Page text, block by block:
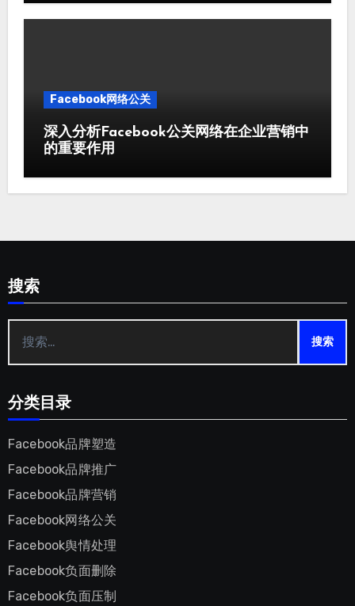
Facebook网络公关
深入分析Facebook公关网络在企业营销中
的重要作用
搜索
索：
分类目录
Facebook品牌塑造
Facebook品牌推广
Facebook品牌营销
Facebook网络公关
Facebook舆情处理
Facebook负面删除
Facebook负面压制